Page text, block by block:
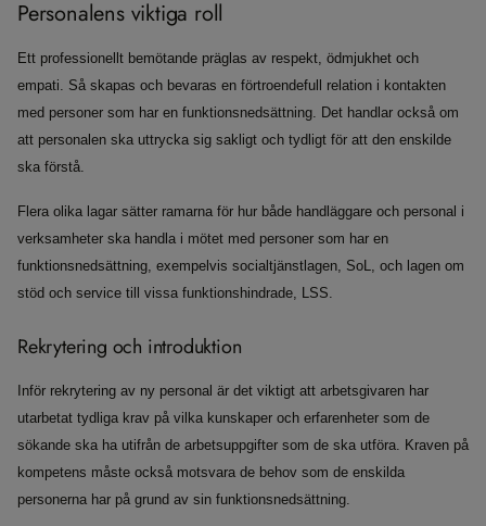
Personalens viktiga roll
Ett professionellt bemötande präglas av respekt, ödmjukhet och
empati. Så skapas och bevaras en förtroendefull relation i kontakten
med personer som har en funktionsnedsättning. Det handlar också om
att personalen ska uttrycka sig sakligt och tydligt för att den enskilde
ska förstå.
Flera olika lagar sätter ramarna för hur både handläggare och personal i
verksamheter ska handla i mötet med personer som har en
funktionsnedsättning, exempelvis socialtjänstlagen, SoL, och lagen om
stöd och service till vissa funktionshindrade, LSS.
Rekrytering och introduktion
Inför rekrytering av ny personal är det viktigt att arbetsgivaren har
utarbetat tydliga krav på vilka kunskaper och erfarenheter som de
sökande ska ha utifrån de arbetsuppgifter som de ska utföra. Kraven på
kompetens måste också motsvara de behov som de enskilda
personerna har på grund av sin funktionsnedsättning.